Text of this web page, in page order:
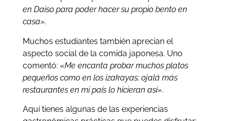
en Daiso para poder hacer su propio bento en
casa».
Muchos estudiantes también aprecian el
aspecto social de la comida japonesa. Uno
comentó: «Me encanta probar muchos platos
pequeños como en los izakayas; ojalá más
restaurantes en mi país lo hicieran así».
Aquí tienes algunas de las experiencias